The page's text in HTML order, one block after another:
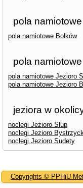
pola
pola namiotowe Bolków
pola
pola namiotowe Jezioro
pola namiotowe Jezioro
jeziora w
noclegi Jezioro Słup
noclegi Jezioro
noclegi Jezioro Sudety
Copyrights © PPHiU